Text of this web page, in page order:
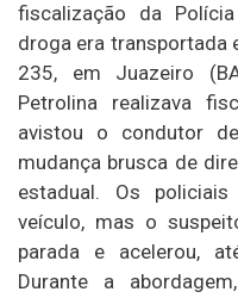
fiscalização da
droga era transportada
235, em Juazeiro
Petrolina realizava
avistou o condutor
mudança brusca de
estadual. Os
veículo, mas o
parada e acelerou,
Durante a